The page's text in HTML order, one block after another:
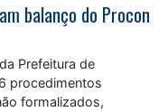
balanço do Procon
Prefeitura de
procedimentos
formalizados,